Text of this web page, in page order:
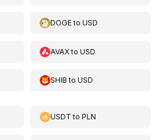
DOGEtoUSD
AVAXtoUSD
SHIB toUSD
USDT toPLN